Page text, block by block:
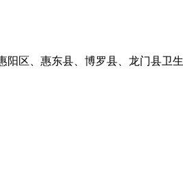
区、惠东县、博罗县、龙门县卫